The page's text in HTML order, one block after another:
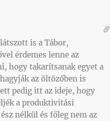
is a Tábor,
érdemes lenne az
hogy takarítsanak egyet a
az öltözőben is
pedig itt az ideje, hogy
a produktivitási
nélkül és főleg nem az